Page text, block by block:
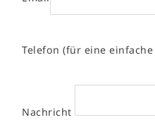
Telefon (für eine
Nachricht